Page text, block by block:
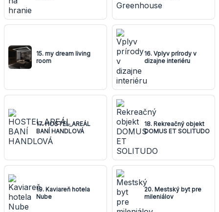
15. my dream living
room
16. Vplyv prírody v
dizajne interiéru
17. HOSTEL_AREÁL
BANÍ HANDLOVÁ
18. Rekreačný objekt
DOMUS ET SOLITUDO
19. Kaviareň hotela
Nube
20. Mestský byt pre
mileniálov